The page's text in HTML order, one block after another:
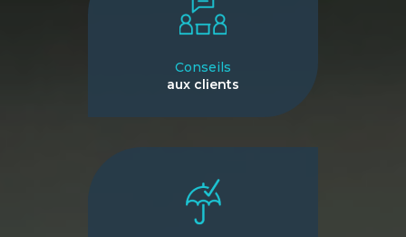
Conseils
aux clients